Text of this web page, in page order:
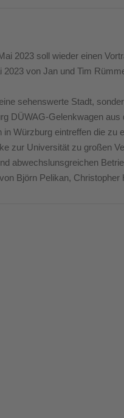
2023 soll wieder einen
2023 von Jan und Tim
sehenswerte Stadt,
DÜWAG-Gelenkwagen
in Würzburg eintreffen die
zur Universität zu großen
abwechslunsgreichen
Björn Pelikan,